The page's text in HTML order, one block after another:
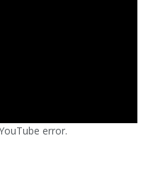
error.